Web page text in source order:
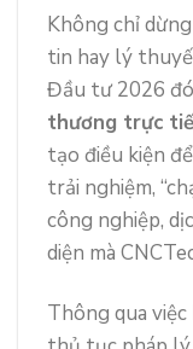
Không chỉ
tin hay lý
Đầu tư 2026
thương trực
tạo điều kiện
trải nghiệm,
công nghiệp,
diện mà
Thông qua